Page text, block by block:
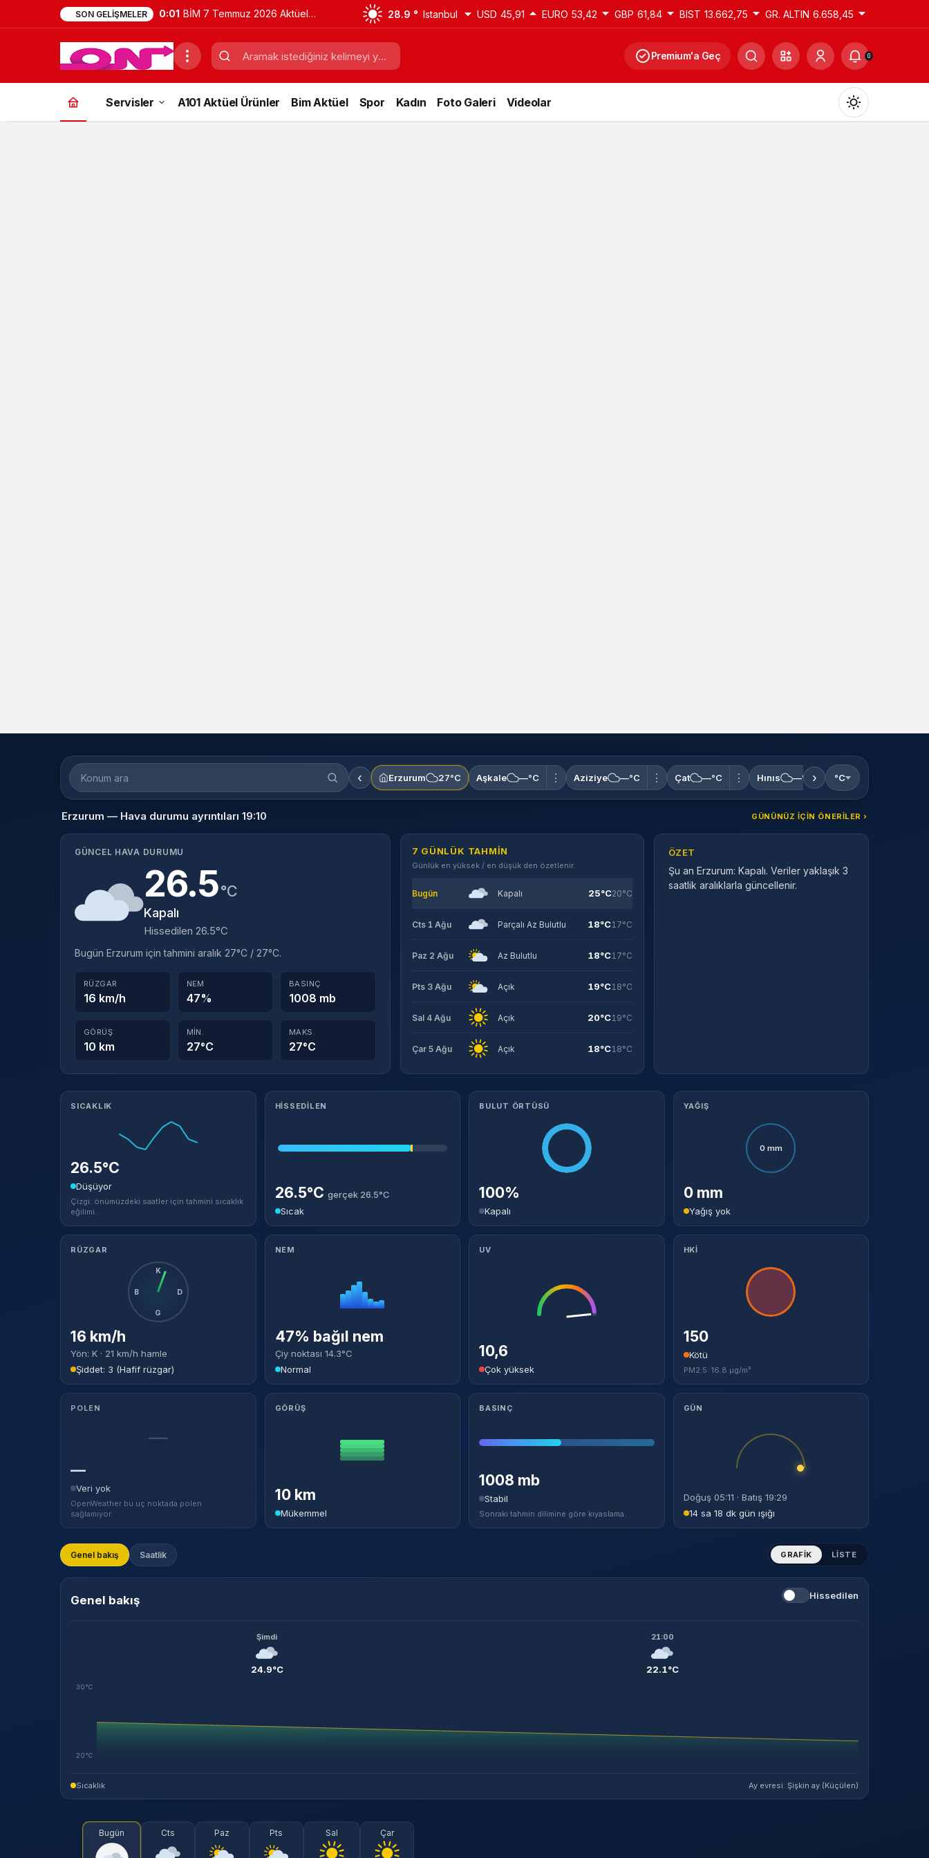
SON GELIŞMELER 0:01 BİM 7 Temmuz 2026 Aktüel
Ürünler Kataloğu | Bu Hafta
İndirimde Olan Ürünler
28.9 ° Istanbul USD 45,91 EURO 53,42 GBP 61,84 BIST 13.662,75 GR. ALTIN 6.658,45
Premium'a Geç 0
Servisler A101 Aktüel Ürünler Bim Aktüel Spor Kadın Foto Galeri Videolar
‹ Erzurum 27°C Aşkale —°C ⋮ Aziziye —°C ⋮ Çat —°C ⋮ Hınıs —°C ⋮ Horasan
› °C
Erzurum — Hava durumu ayrıntıları 19:10 GÜNÜNÜZ IÇIN ÖNERILER ›
GÜNCEL HAVA DURUMU
26.5°C
Kapalı
Hissedilen 26.5°C
Bugün Erzurum için tahmini aralık 27°C / 27°C.
RÜZGAR
16 km/h
NEM
47%
BASINÇ
1008 mb
GÖRÜŞ
10 km
MIN.
27°C
MAKS.
27°C
7 GÜNLÜK TAHMIN
Günlük en yüksek / en düşük den özetlenir.
Bugün Kapalı 25°C20°C
Cts 1 Ağu Parçalı Az Bulutlu 18°C17°C
Paz 2 Ağu Az Bulutlu 18°C17°C
Pts 3 Ağu Açık 19°C18°C
Sal 4 Ağu Açık 20°C19°C
Çar 5 Ağu Açık 18°C18°C
ÖZET
Şu an Erzurum: Kapalı. Veriler yaklaşık 3
saatlik aralıklarla güncellenir.
Meteorolojik ayrıntılar
SICAKLIK
26.5°C
Düşüyor
Çizgi: önümüzdeki saatler için tahmini sıcaklık
eğilimi.
HISSEDILEN
26.5°C gerçek 26.5°C
Sıcak
BULUT ÖRTÜSÜ
100%
Kapalı
YAĞIŞ
0 mm
0 mm
Yağış yok
RÜZGAR
K
D
G
B
16 km/h
Yön: K · 21 km/h hamle
Şiddet: 3 (Hafif rüzgar)
NEM
47% bağıl nem
Çiy noktası 14.3°C
Normal
UV
10,6
Çok yüksek
HKİ
150
Kötü
PM2.5: 16.8 µg/m³
POLEN
—
—
Veri yok
OpenWeather bu uç noktada polen
sağlamıyor.
GÖRÜŞ
10 km
Mükemmel
BASINÇ
1008 mb
Stabil
Sonraki tahmin dilimine göre kıyaslama.
GÜN
Doğuş 05:11 · Batış 19:29
14 sa 18 dk gün ışığı
Genel bakış Saatlik GRAFIK LISTE
Genel bakış Hissedilen
Şimdi
24.9°C
21:00
22.1°C
30°C
20°C
Sıcaklık Ay evresi: Şişkin ay (Küçülen)
Bugün Cts Paz Pts Sal Çar